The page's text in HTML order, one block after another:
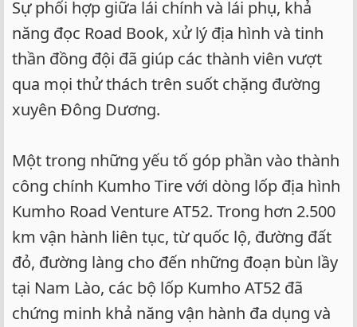
Sự phối hợp giữa lái chính và lái phụ, khả
năng đọc Road Book, xử lý địa hình và tinh
thần đồng đội đã giúp các thành viên vượt
qua mọi thử thách trên suốt chặng đường
xuyên Đông Dương.
Một trong những yếu tố góp phần vào thành
công chính Kumho Tire với dòng lốp địa hình
Kumho Road Venture AT52. Trong hơn 2.500
km vận hành liên tục, từ quốc lộ, đường đất
đỏ, đường làng cho đến những đoạn bùn lầy
tại Nam Lào, các bộ lốp Kumho AT52 đã
chứng minh khả năng vận hành đa dụng và